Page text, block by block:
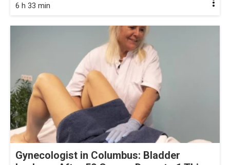
6 h 33 min
Gynecologist in Columbus: Bladder